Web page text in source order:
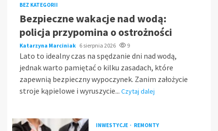
BEZ KATEGORII
Bezpieczne wakacje nad wodą:
policja przypomina o ostrożności
Katarzyna Marciniak 6 sierpnia 2026 9
Lato to idealny czas na spędzanie dni nad wodą,
jednak warto pamiętać o kilku zasadach, które
zapewnią bezpieczny wypoczynek. Zanim założycie
stroje kąpielowe i wyruszycie... Czytaj dalej
INWESTYCJE REMONTY